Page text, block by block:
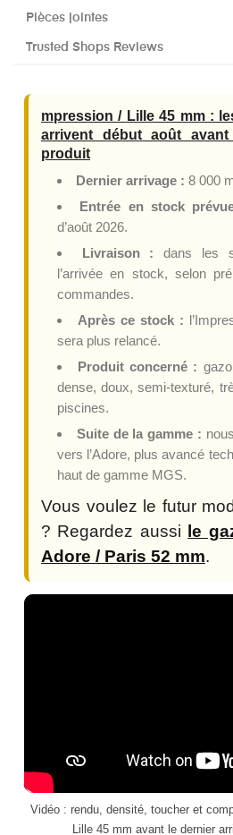
Pièces jointes
Trusted Shops Reviews
mpression / Lille 45 mm :
arrivent début août
produit
Dernier arrivage : 8 000
Entrée en stock
d’août 2026.
Livraison : dans les
l’arrivée en stock, selon
commandes.
Après ce stock :
sera plus relancé.
Produit concerné :
dense, doux, semi-texturé,
piscines.
Suite de la gamme :
vers l’Adore, plus avancé
haut de gamme MGS.
Vous voulez le futur
? Regardez aussi
le
Adore / Paris 52 mm.
Vidéo : rendu, densité, toucher et
Lille 45 mm avant le dernier